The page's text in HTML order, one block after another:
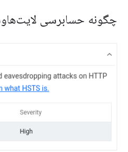
چگونه حسابرسی